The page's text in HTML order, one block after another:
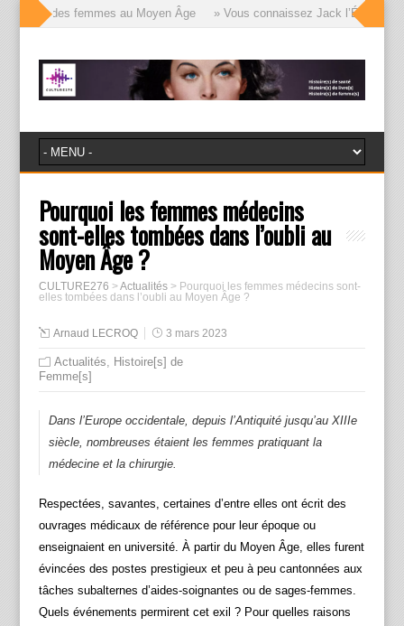
des femmes au Moyen Âge » Vous connaissez Jack
Pourquoi les femmes médecins
sont-elles tombées dans l’oubli au
Moyen Âge ?
CULTURE276 >Actualités> Pourquoi les femmes médecins sont-
elles tombées dans l’oubli au Moyen Âge ?
Arnaud LECROQ 3 mars 2023
Actualités, Histoire[s] de
Femme[s]
Dans l’Europe occidentale, depuis l’Antiquité jusqu’au XIIIe
siècle, nombreuses étaient les femmes pratiquant la
médecine et la chirurgie.
Respectées, savantes, certaines d’entre elles ont écrit des
ouvrages médicaux de référence pour leur époque ou
enseignaient en université. À partir du Moyen Âge, elles furent
évincées des postes prestigieux et peu à peu cantonnées aux
tâches subalternes d’aides-soignantes ou de sages-femmes.
Quels événements permirent cet exil ? Pour quelles raisons